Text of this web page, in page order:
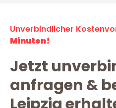
Unverbindlicher
Minuten!
Jetzt
anfragen &